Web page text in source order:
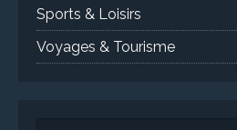
Sports & Loisirs
Voyages & Tourisme